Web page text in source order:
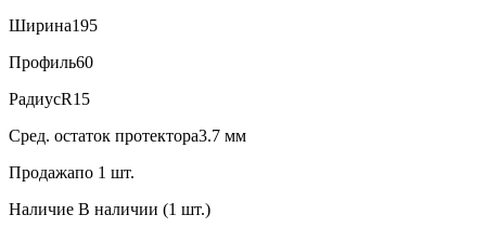
Ширина195
Профиль60
РадиусR15
Сред. остаток протектора3.7 мм
Продажапо 1 шт.
Наличие В наличии (1 шт.)